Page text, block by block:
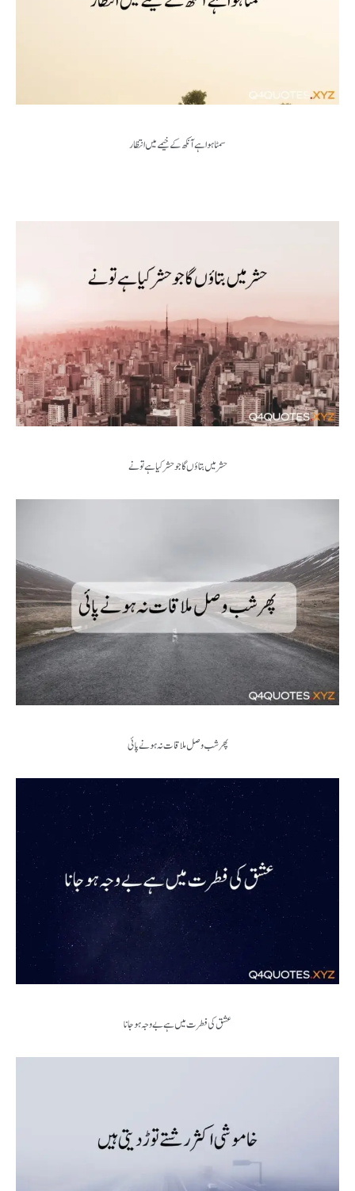
سمٹا ہوا ہے آنکھ کے خیمے میں انتظار
حشر میں بتاؤں گا جو حشر کیا ہے تو نے
پھر شب وصل ملاقات نہ ہونے پائی
عشق کی فطرت میں ہے بے وجہ ہو جانا